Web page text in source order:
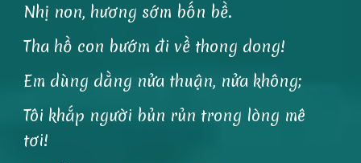
Nhị non, hương sớm bốn bề.
Tha hồ con bướm đi về thong dong!
Em dùng dằng nửa thuận, nửa không;
Tôi khắp người bủn rủn trong lòng mê
tơi!